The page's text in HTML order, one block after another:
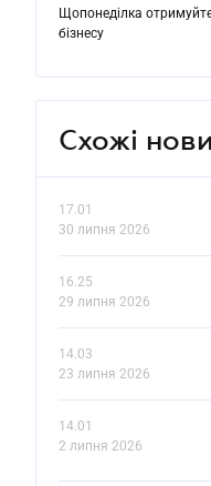
Щопонеділка
бізнесу
Схожі
17.01
30 липня 2026
16.25
29 липня 2026
14.03
23 липня 2026
14.01
2 липня 2026